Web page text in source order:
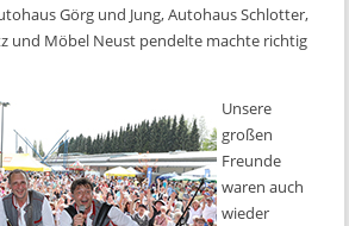
Görg und Jung, Autohaus Schlotter,
und Möbel Neust pendelte machte richtig
Unsere
großen
Freunde
waren auch
wieder